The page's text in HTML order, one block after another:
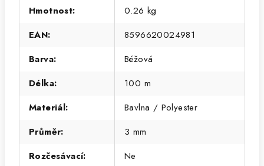
Hmotnost:
0.26 kg
EAN:
8596620024981
Barva:
Béžová
Délka:
100 m
Materiál:
Bavlna / Polyester
Průměr:
3 mm
Rozčesávací:
Ne